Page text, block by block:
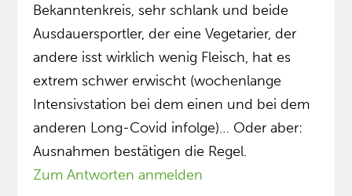
Bekanntenkreis, sehr schlank und beide
Ausdauersportler, der eine Vegetarier, der
andere isst wirklich wenig Fleisch, hat es
extrem schwer erwischt (wochenlange
Intensivstation bei dem einen und bei dem
anderen Long-Covid infolge)… Oder aber:
Ausnahmen bestätigen die Regel.
Zum Antworten anmelden